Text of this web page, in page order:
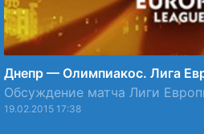
Днепр — Олимпиакос. Лига
Обсуждение матча Лиги
19.02.2015 17:38